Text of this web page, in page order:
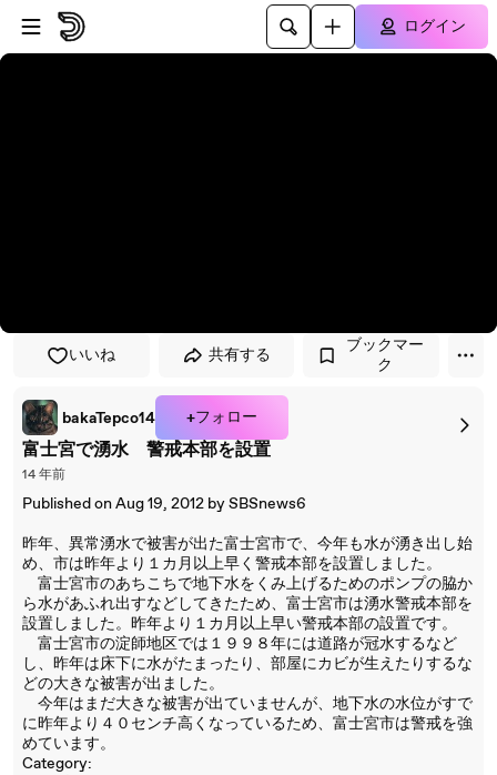
プレイヤーにスキップ
メインコンテンツにスキップ
ログイン
いいね 共有する
ブックマー
ク
bakaTepco14 +フォロー
富士宮で湧水 警戒本部を設置
14 年前
Published on Aug 19, 2012 by SBSnews6
昨年、異常湧水で被害が出た富士宮市で、今年も水が湧き出し始
め、市は昨年より１カ月以上早く警戒本部を設置しました。
富士宮市のあちこちで地下水をくみ上げるためのポンプの脇か
ら水があふれ出すなどしてきたため、富士宮市は湧水警戒本部を
設置しました。昨年より１カ月以上早い警戒本部の設置です。
富士宮市の淀師地区では１９９８年には道路が冠水するなど
し、昨年は床下に水がたまったり、部屋にカビが生えたりするな
どの大きな被害が出ました。
今年はまだ大きな被害が出ていませんが、地下水の水位がすで
に昨年より４０センチ高くなっているため、富士宮市は警戒を強
めています。
Category: